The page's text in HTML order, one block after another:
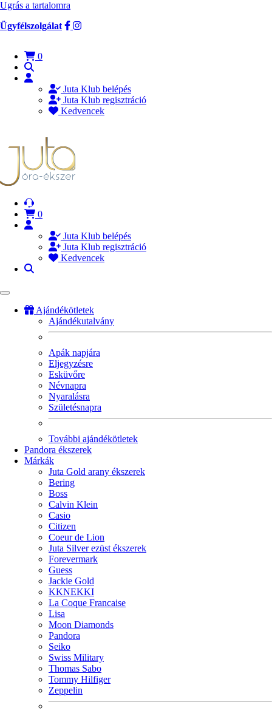
Ugrás a tartalomra
Ügyfélszolgálat
0
Juta Klub belépés
Juta Klub regisztráció
Kedvencek
0
Juta Klub belépés
Juta Klub regisztráció
Kedvencek
Ajándékötletek
Ajándékutalvány
Apák napjára
Eljegyzésre
Esküvőre
Névnapra
Nyaralásra
Születésnapra
További ajándékötletek
Pandora ékszerek
Márkák
Juta Gold arany ékszerek
Bering
Boss
Calvin Klein
Casio
Citizen
Coeur de Lion
Juta Silver ezüst ékszerek
Forevermark
Guess
Jackie Gold
KKNEKKI
La Coque Francaise
Lisa
Moon Diamonds
Pandora
Seiko
Swiss Military
Thomas Sabo
Tommy Hilfiger
Zeppelin